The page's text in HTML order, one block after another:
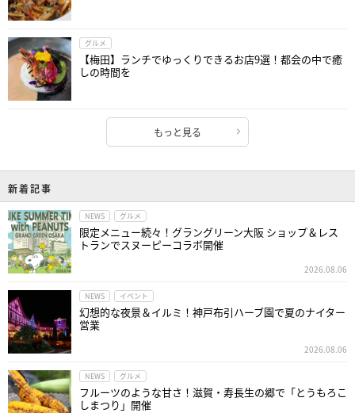
グルメ
【梅田】ランチでゆっくりできるお店9選！都会の中で癒
しの時間を
もっと見る
新着記事
NEWS グルメ
限定メニュー続々！グラングリーン大阪 ショップ＆レス
トランでスヌーピーコラボ開催
2026.08.06
NEWS イベント
幻想的な夜景＆イルミ！神戸布引ハーブ園で夏のナイター
営業
2026.08.06
NEWS グルメ
フルーツのような甘さ！滋賀・寿長生の郷で「とうもろこ
しまつり」開催